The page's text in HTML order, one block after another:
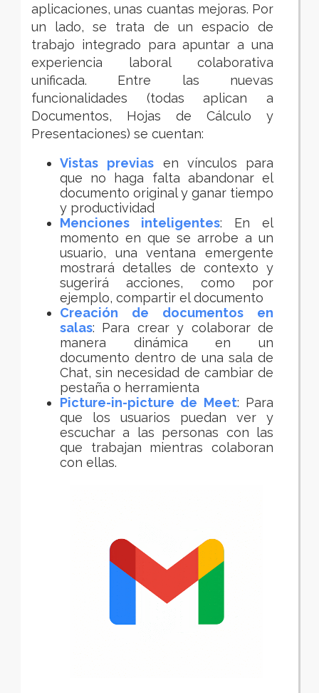
aplicaciones, unas cuantas mejoras. Por
un lado, se trata de un espacio de
trabajo integrado para apuntar a una
experiencia laboral colaborativa
unificada. Entre las nuevas
funcionalidades (todas aplican a
Documentos, Hojas de Cálculo y
Presentaciones) se cuentan:
Vistas
previas en vínculos para
que no haga falta abandonar el
documento original y ganar tiempo
y productividad
Menciones inteligentes: En el
momento en que se arrobe a un
usuario, una ventana emergente
mostrará detalles de contexto y
sugerirá acciones, como por
ejemplo, compartir el documento
Creación de documentos en
salas: Para crear y colaborar de
manera dinámica en un
documento dentro de una sala de
Chat, sin necesidad de cambiar de
pestaña o herramienta
Picture-in-picture de Meet: Para
que los usuarios puedan ver y
escuchar a las personas con las
que trabajan mientras colaboran
con ellas.